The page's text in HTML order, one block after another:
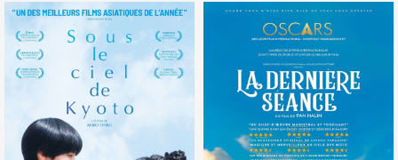
LA BATAILLE DE GAULLE : L'ÂGE DE
FER
Horaires et Infos
Bande-annonce
Réservation
LES VACANCES DE GOLO &
RITCHIE
Horaires et Infos
Bande-annonce
Réservation